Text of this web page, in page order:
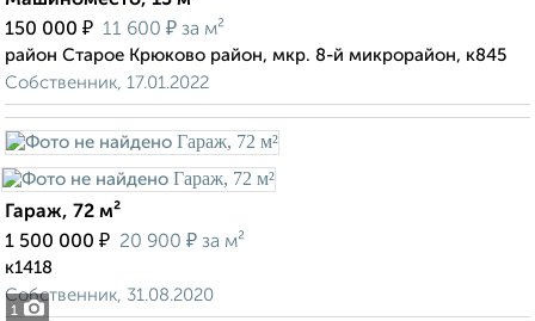
150 000 ₽ 11 600 ₽ за м²
район Старое Крюково район, мкр. 8-й микрорайон, к845
Собственник, 17.01.2022
1
Гараж, 72 м²
1 500 000 ₽ 20 900 ₽ за м²
к1418
Собственник, 31.08.2020